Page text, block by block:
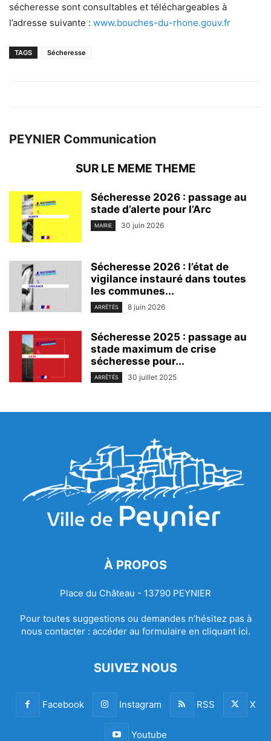
sécheresse sont consultables et téléchargeables à
l’adresse suivante : www.bouches-du-rhone.gouv.fr
TAGS Sécheresse
PEYNIER Communication
SUR LE MEME THEME
Sécheresse 2026 : passage au
stade d’alerte pour l’Arc
MAIRIE 30 juin 2026
Sécheresse 2026 : l’état de
vigilance instauré dans toutes
les communes...
ARRÊTÉS 8 juin 2026
Sécheresse 2025 : passage au
stade maximum de crise
sécheresse pour...
ARRÊTÉS 30 juillet 2025
À PROPOS
Place du Château - 13790 PEYNIER
Pour toutes suggestions ou demandes n’hésitez pas à
nous contacter : accéder au formulaire en cliquant ici.
SUIVEZ NOUS
Facebook Instagram RSS X
Youtube